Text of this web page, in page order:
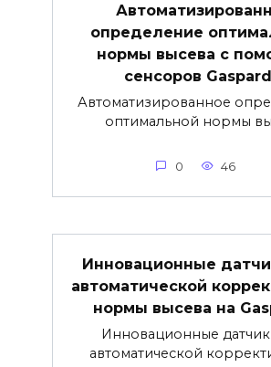
определение
нормы высева с
сенсоров
Автоматизированное
оптимальной нормы
0 46
Инновационные
автоматической
нормы высева на
Инновационные
автоматической